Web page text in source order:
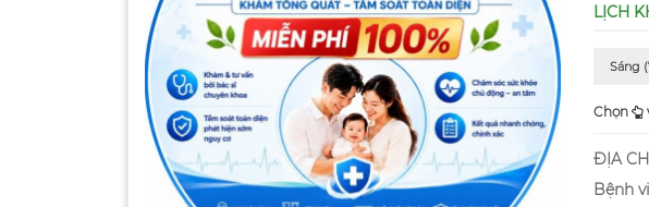
LỊCH
Sáng
Chọn
ĐỊA
Bệnh